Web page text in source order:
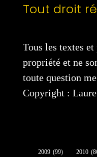
Tout droit
Tous les textes
propriété et ne
toute question
Copyright :
2009 (99) 2010